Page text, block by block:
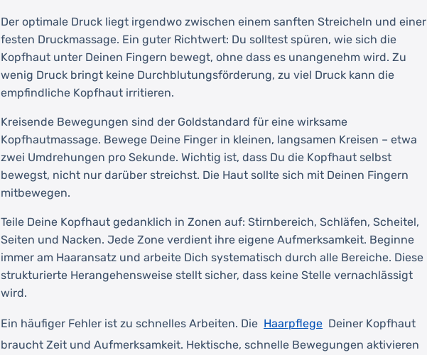
Der optimale Druck liegt irgendwo zwischen einem sanften Streicheln und einer
festen Druckmassage. Ein guter Richtwert: Du solltest spüren, wie sich die
Kopfhaut unter Deinen Fingern bewegt, ohne dass es unangenehm wird. Zu
wenig Druck bringt keine Durchblutungsförderung, zu viel Druck kann die
empfindliche Kopfhaut irritieren.
Kreisende Bewegungen sind der Goldstandard für eine wirksame
Kopfhautmassage. Bewege Deine Finger in kleinen, langsamen Kreisen – etwa
zwei Umdrehungen pro Sekunde. Wichtig ist, dass Du die Kopfhaut selbst
bewegst, nicht nur darüber streichst. Die Haut sollte sich mit Deinen Fingern
mitbewegen.
Teile Deine Kopfhaut gedanklich in Zonen auf: Stirnbereich, Schläfen, Scheitel,
Seiten und Nacken. Jede Zone verdient ihre eigene Aufmerksamkeit. Beginne
immer am Haaransatz und arbeite Dich systematisch durch alle Bereiche. Diese
strukturierte Herangehensweise stellt sicher, dass keine Stelle vernachlässigt
wird.
Ein häufiger Fehler ist zu schnelles Arbeiten. Die Haarpflege Deiner Kopfhaut
braucht Zeit und Aufmerksamkeit. Hektische, schnelle Bewegungen aktivieren